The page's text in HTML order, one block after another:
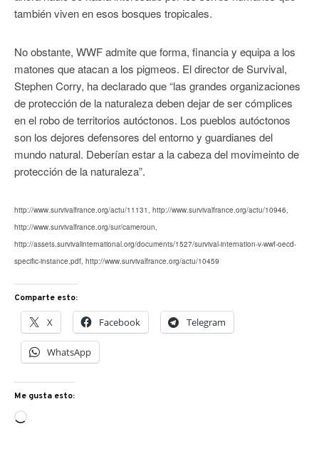
también viven en esos bosques tropicales.
No obstante, WWF admite que forma, financia y equipa a los
matones que atacan a los pigmeos. El director de Survival,
Stephen Corry, ha declarado que “las grandes organizaciones
de protección de la naturaleza deben dejar de ser cómplices
en el robo de territorios autóctonos. Los pueblos autóctonos
son los dejores defensores del entorno y guardianes del
mundo natural. Deberían estar a la cabeza del movimeinto de
protección de la naturaleza”.
http://www.survivalfrance.org/actu/11131, http://www.survivalfrance.org/actu/10946,
http://www.survivalfrance.org/sur/cameroun,
http://assets.survivalinternational.org/documents/1527/survival-internation-v-wwf-oecd-
specific-instance.pdf, http://www.survivalfrance.org/actu/10459
Comparte esto:
X Facebook Telegram
WhatsApp
Me gusta esto:
Cargando...